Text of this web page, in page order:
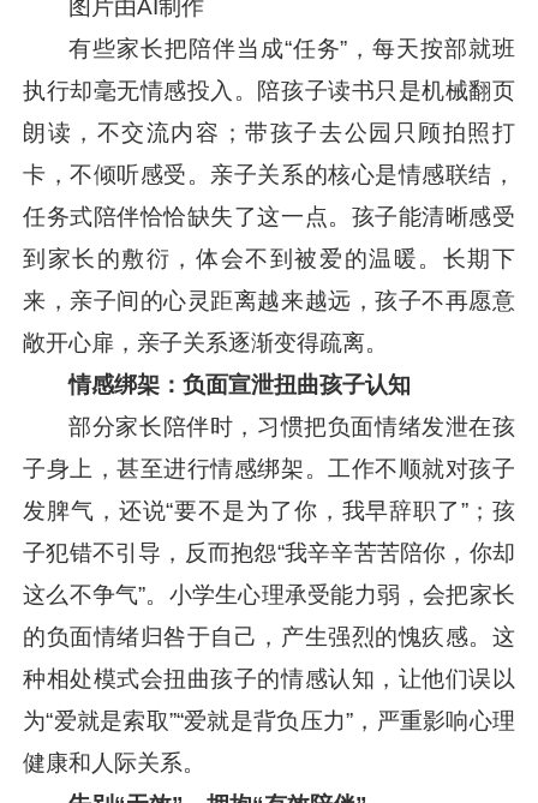
图片由AI制作
有些家长把陪伴当成“任务”，每天按部就班
执行却毫无情感投入。陪孩子读书只是机械翻页
朗读，不交流内容；带孩子去公园只顾拍照打
卡，不倾听感受。亲子关系的核心是情感联结，
任务式陪伴恰恰缺失了这一点。孩子能清晰感受
到家长的敷衍，体会不到被爱的温暖。长期下
来，亲子间的心灵距离越来越远，孩子不再愿意
敞开心扉，亲子关系逐渐变得疏离。
情感绑架：负面宣泄扭曲孩子认知
部分家长陪伴时，习惯把负面情绪发泄在孩
子身上，甚至进行情感绑架。工作不顺就对孩子
发脾气，还说“要不是为了你，我早辞职了”；孩
子犯错不引导，反而抱怨“我辛辛苦苦陪你，你却
这么不争气”。小学生心理承受能力弱，会把家长
的负面情绪归咎于自己，产生强烈的愧疚感。这
种相处模式会扭曲孩子的情感认知，让他们误以
为“爱就是索取”“爱就是背负压力”，严重影响心理
健康和人际关系。